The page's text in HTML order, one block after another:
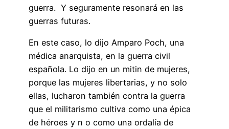
guerra. Y seguramente resonará en las
guerras futuras.
En este caso, lo dijo Amparo Poch, una
médica anarquista, en la guerra civil
española. Lo dijo en un mitin de mujeres,
porque las mujeres libertarias, y no solo
ellas, lucharon también contra la guerra
que el militarismo cultiva como una épica
de héroes y n o como una ordalía de